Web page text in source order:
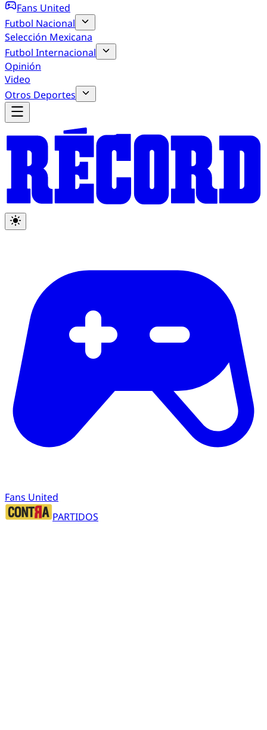
Fans United
Futbol Nacional
Selección Mexicana
Futbol Internacional
Opinión
Video
Otros Deportes
Fans United
PARTIDOS